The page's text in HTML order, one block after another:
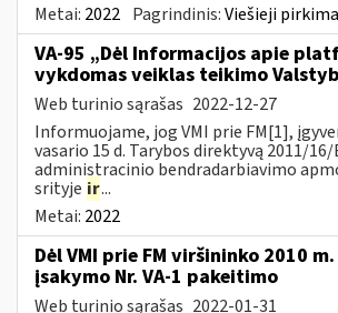
Metai: 2022 Pagrindinis:Viešieji
VA-95 „Dėl Informacijos apie
vykdomas veiklas teikimo
Web turinio sąrašas 2022-12-27
Informuojame, jog VMI prie FM[1],
vasario 15 d. Tarybos direktyvą 2011/16/
administracinio bendradarbiavimo
srityje ir...
Metai: 2022
Dėl VMI prie FM viršininko 2010
įsakymo Nr. VA-1 pakeitimo
Web turinio sąrašas 2022-01-31